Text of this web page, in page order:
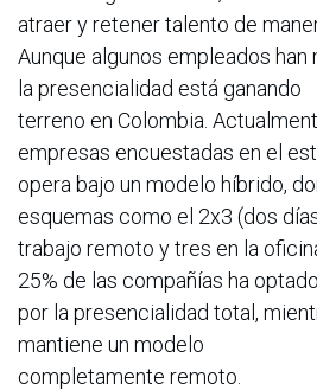
atraer y retener talento de
Aunque algunos empleados
la presencialidad está ganando
terreno en Colombia.
empresas encuestadas en el
opera bajo un modelo híbrido,
esquemas como el 2x3 (dos
trabajo remoto y tres en la
25% de las compañías ha optado
por la presencialidad total,
mantiene un modelo
completamente remoto.